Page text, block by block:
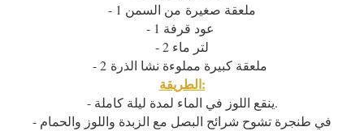
- 1 ملعقة صغيرة من السمن
- 2 لتر ماء
الطريقة:
- ينقع اللوز في الماء لمدة ليلة كاملة.
- في طنجرة تشوح شرائح البصل مع الزبدة واللوز والحمام